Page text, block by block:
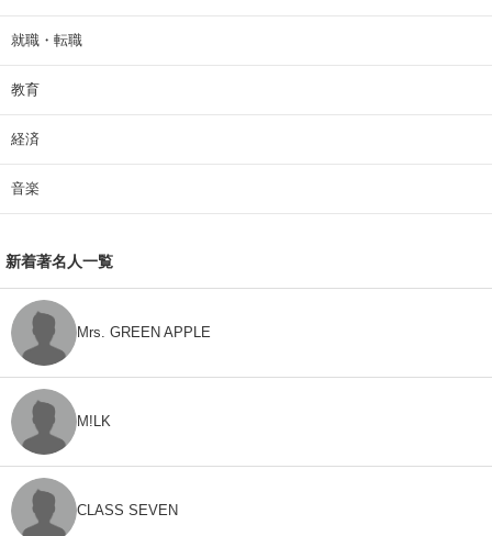
就職・転職
教育
経済
音楽
新着著名人一覧
Mrs. GREEN APPLE
M!LK
CLASS SEVEN